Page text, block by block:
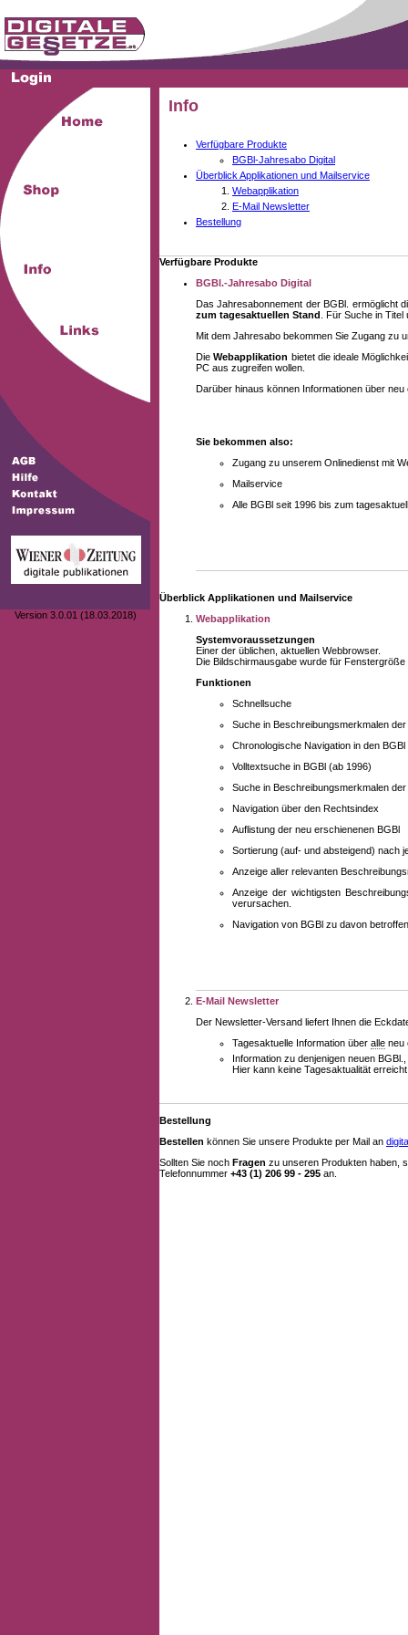
Version 3.0.01 (18.03.2018)
Info
Verfügbare Produkte
BGBl-Jahresabo Digital
Überblick Applikationen und Mailservice
Webapplikation
E-Mail Newsletter
Bestellung
Verfügbare Produkte
BGBl.-Jahresabo Digital
Das Jahresabonnement der BGBl. ermöglicht
zum tagesaktuellen Stand . Für Suche in
Mit dem Jahresabo bekommen Sie Zugang zu
DieWebapplikation bietet die ideale
PC aus zugreifen wollen.
Darüber hinaus können Informationen über
Sie bekommen also:
Zugang zu unserem Onlinedienst mit
Mailservice
Alle BGBl seit 1996 bis zum
Überblick Applikationen und Mailservice
Webapplikation
Systemvoraussetzungen
Einer der üblichen, aktuellen Webbrowser.
Die Bildschirmausgabe wurde für
Funktionen
Schnellsuche
Suche in Beschreibungsmerkmalen
Chronologische Navigation in den BGBl
Volltextsuche in BGBl (ab 1996)
Suche in Beschreibungsmerkmalen
Navigation über den Rechtsindex
Auflistung der neu erschienenen BGBl
Sortierung (auf- und absteigend) nach
Anzeige aller relevanten
Anzeige der wichtigsten
verursachen.
Navigation von BGBl zu davon
E-Mail Newsletter
Der Newsletter-Versand liefert Ihnen die
Tagesaktuelle Information über alle neu
Information zu denjenigen neuen
Hier kann keine Tagesaktualität
Bestellung
Bestellen können Sie unsere Produkte per Mail an
Sollten Sie noch Fragen zu unseren Produkten haben,
Telefonnummer +43 (1) 206 99 - 295 an.